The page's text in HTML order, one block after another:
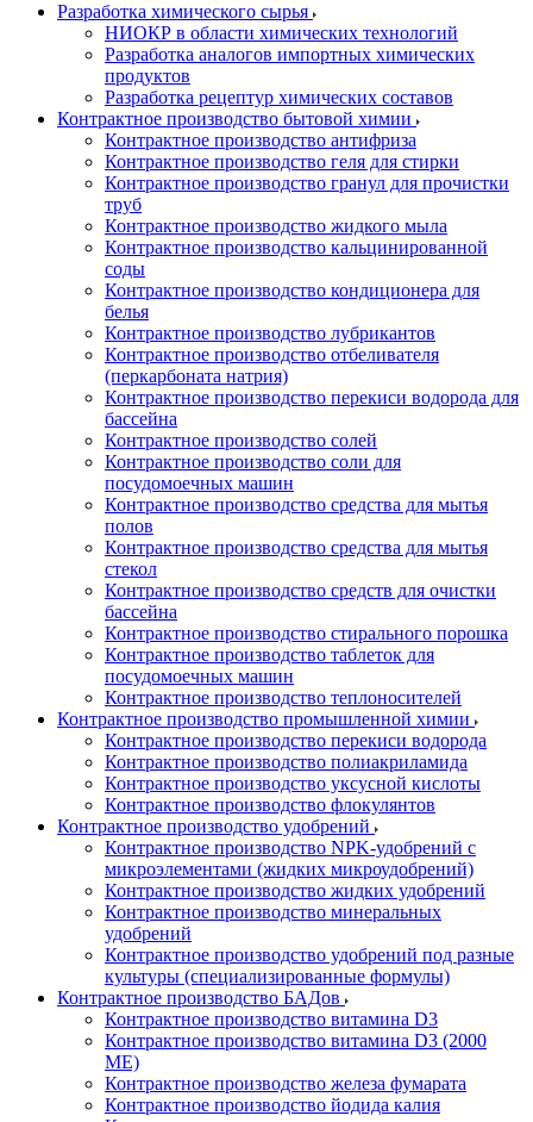
Разработка химического сырья
НИОКР в области химических технологий
Разработка аналогов импортных химических
продуктов
Разработка рецептур химических составов
Контрактное производство бытовой химии
Контрактное производство антифриза
Контрактное производство геля для стирки
Контрактное производство гранул для прочистки
труб
Контрактное производство жидкого мыла
Контрактное производство кальцинированной
соды
Контрактное производство кондиционера для
белья
Контрактное производство лубрикантов
Контрактное производство отбеливателя
(перкарбоната натрия)
Контрактное производство перекиси водорода для
бассейна
Контрактное производство солей
Контрактное производство соли для
посудомоечных машин
Контрактное производство средства для мытья
полов
Контрактное производство средства для мытья
стекол
Контрактное производство средств для очистки
бассейна
Контрактное производство стирального порошка
Контрактное производство таблеток для
посудомоечных машин
Контрактное производство теплоносителей
Контрактное производство промышленной химии
Контрактное производство перекиси водорода
Контрактное производство полиакриламида
Контрактное производство уксусной кислоты
Контрактное производство флокулянтов
Контрактное производство удобрений
Контрактное производство NPK-удобрений с
микроэлементами (жидких микроудобрений)
Контрактное производство жидких удобрений
Контрактное производство минеральных
удобрений
Контрактное производство удобрений под разные
культуры (специализированные формулы)
Контрактное производство БАДов
Контрактное производство витамина D3
Контрактное производство витамина D3 (2000
МЕ)
Контрактное производство железа фумарата
Контрактное производство йодида калия